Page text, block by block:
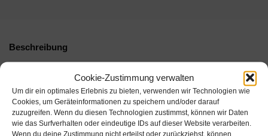
Cookie-Zustimmung verwalten
Um dir ein optimales Erlebnis zu bieten, verwenden wir Technologien wie
Cookies, um Geräteinformationen zu speichern und/oder darauf
zuzugreifen. Wenn du diesen Technologien zustimmst, können wir Daten
wie das Surfverhalten oder eindeutige IDs auf dieser Website verarbeiten.
Wenn du deine Zustimmung nicht erteilst oder zurückziehst, können
Beschreibung
Zusätzliche Informationen
-23%